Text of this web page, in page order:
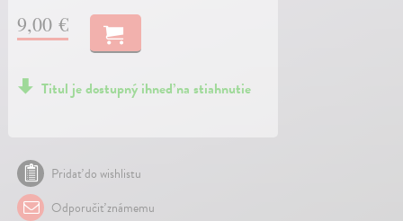
9,00 €
Titul je dostupný ihneď na stiahnutie
Pridať do wishlistu
Odporučiť známemu